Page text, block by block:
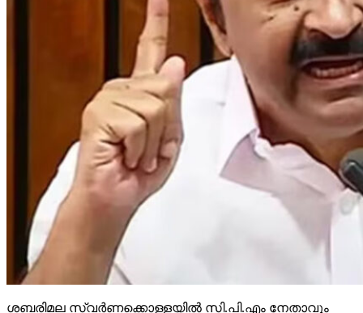
ശബരിമല സ്വര്‍ണക്കൊള്ളയില്‍ സി.പി.എം നേതാവും